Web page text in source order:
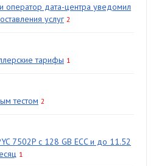
оператор дата-центра уведомил
услуг 2
тарифы 1
тестом 2
7502P с 128 GB ECC и до 11.52
1